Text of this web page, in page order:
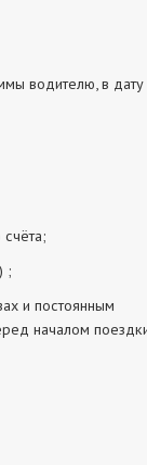
водителю, в дату
;
и постоянным
началом